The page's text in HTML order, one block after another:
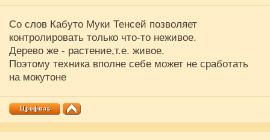
Со слов Кабуто Муки Тенсей позволяет
контролировать только что-то неживое.
Дерево же - растение,т.е. живое.
Поэтому техника вполне себе может не сработать
на мокутоне